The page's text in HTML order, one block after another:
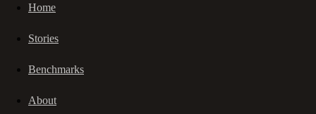
Home
Stories
Benchmarks
About